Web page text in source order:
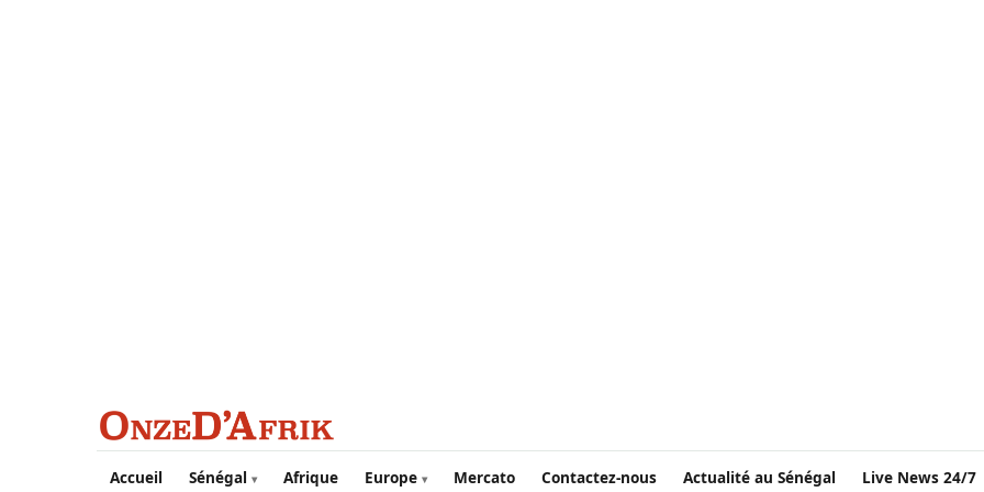
Aller au contenu principal
Accueil Sénégal Afrique Europe Mercato Contactez-nous Actualité au Sénégal Live News 24/7